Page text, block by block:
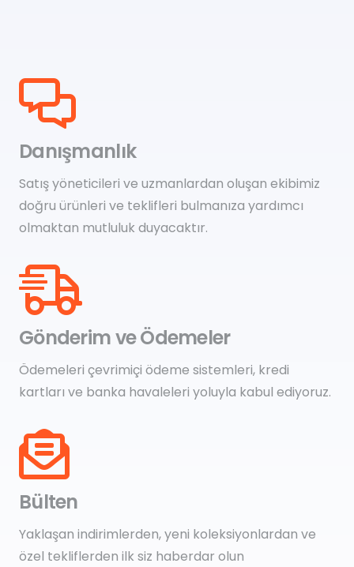
Danışmanlık
Satış yöneticileri ve uzmanlardan oluşan ekibimiz
doğru ürünleri ve teklifleri bulmanıza yardımcı
olmaktan mutluluk duyacaktır.
Gönderim ve Ödemeler
Ödemeleri çevrimiçi ödeme sistemleri, kredi
kartları ve banka havaleleri yoluyla kabul ediyoruz.
Bülten
Yaklaşan indirimlerden, yeni koleksiyonlardan ve
özel tekliflerden ilk siz haberdar olun